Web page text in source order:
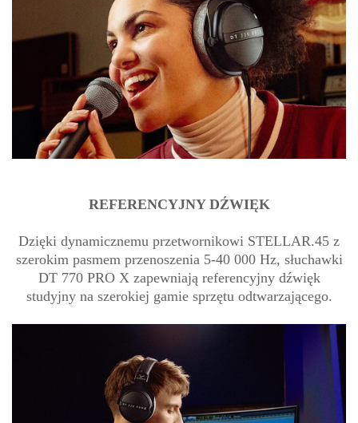
REFERENCYJNY DŹWIĘK
Dzięki dynamicznemu przetwornikowi STELLAR.45 z
szerokim pasmem przenoszenia 5-40 000 Hz, słuchawki
DT 770 PRO X zapewniają referencyjny dźwięk
studyjny na szerokiej gamie sprzętu odtwarzającego.